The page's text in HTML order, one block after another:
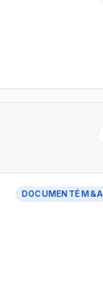
DOCUMENTÉ M&A